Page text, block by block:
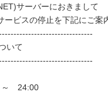
サーバーにおきまして
ビスの停止を下記にご案
いて
24:00